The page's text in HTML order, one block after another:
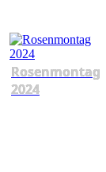
Rosenmontag
2024